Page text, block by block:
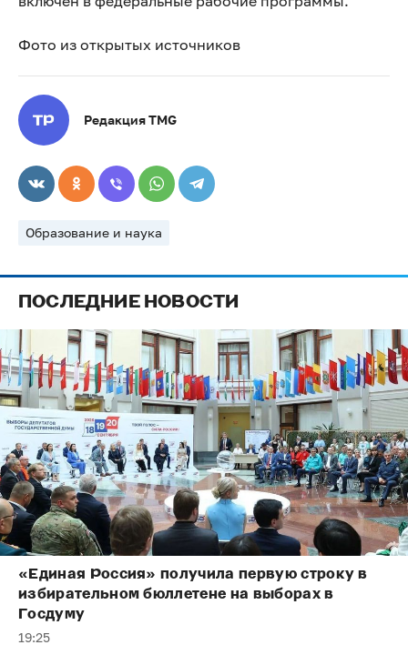
Фото из открытых источников
Редакция TMG
Образование и наука
ПОСЛЕДНИЕ НОВОСТИ
«Единая Россия» получила первую строку в
избирательном бюллетене на выборах в
Госдуму
19:25